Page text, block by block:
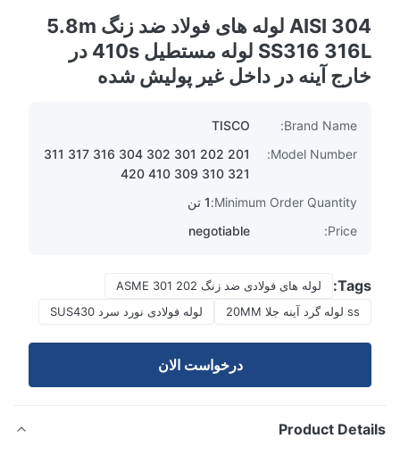
304 AISI لوله های فولاد ضد زنگ 5.8m
SS316 316L لوله مستطیل 410s در
خارج آینه در داخل غیر پولیش شده
Brand Name:
TISCO
Model Number:
201 202 301 302 304 316 317 311
Minimum Order Quantity: 1 تن
Price:
negotiable
Tags:
لوله های فولادی ضد زنگ 202 301 ASME
لوله فولادی نورد سرد SUS430
درخواست الان
Product